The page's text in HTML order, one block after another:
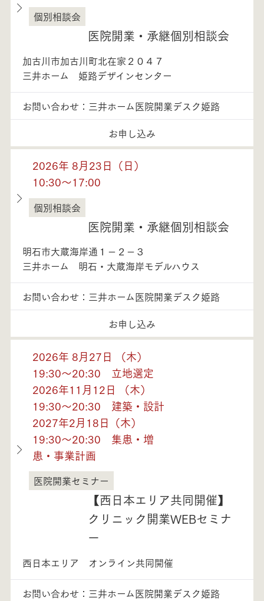
兵庫県
個別相談会
医院開業・承継個別相談会
加古川市加古川町北在家２０４７
三井ホーム 姫路デザインセンター
お問い合わせ：三井ホーム医院開業デスク姫路
お申し込み
2026年 8月23日（日）
10:30～17:00
兵庫県
個別相談会
医院開業・承継個別相談会
明石市大蔵海岸通１－２－３
三井ホーム 明石・大蔵海岸モデルハウス
お問い合わせ：三井ホーム医院開業デスク姫路
お申し込み
2026年 8月27日 （木）
19:30～20:30 立地選定
2026年11月12日 （木）
19:30～20:30 建築・設計
2027年2月18日（木）
19:30～20:30 集患・増
患・事業計画
兵庫県
医院開業セミナー
【西日本エリア共同開催】
クリニック開業WEBセミナ
ー
西日本エリア オンライン共同開催
お問い合わせ：三井ホーム医院開業デスク姫路